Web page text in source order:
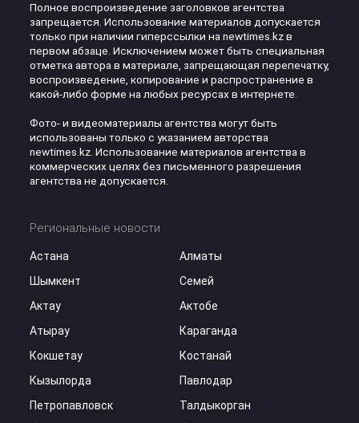
Полное воспроизведение заголовков агентства
запрещается. Использование материалов допускается
только при наличии гиперссылки на newtimes.kz в
первом абзаце. Исключением может быть специальная
отметка автора в материале, запрещающая перепечатку,
воспроизведение, копирование и распространение в
какой-либо форме на любых ресурсах в интернете.
Фото- и видеоматериалы агентства могут быть
использованы только с указанием авторства
newtimes.kz. Использование материалов агентства в
коммерческих целях без письменного разрешения
агентства не допускается.
Региональные новости
Астана
Алматы
Шымкент
Семей
Актау
Актобе
Атырау
Караганда
Кокшетау
Костанай
Кызылорда
Павлодар
Петропавловск
Талдыкорган